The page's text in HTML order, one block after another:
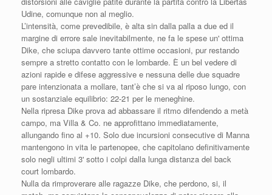
Udine, comunque non al meglio.
L’intensità, come prevedibile, è alta sin dalla palla a due ed il
margine di errore sale inevitabilmente, ne fa le spese un' ottima
Dike, che sciupa davvero tante ottime occasioni, pur restando
sempre a stretto contatto con le lombarde. È un bel vedere di
azioni rapide e difese aggressive e nessuna delle due squadre
pare intenzionata a mollare, tant’è che si va al riposo lungo, con
un sostanziale equilibrio: 22-21 per le meneghine.
Nella ripresa Dike prova ad abbassare il ritmo difendendo a metà
campo, ma Villa & Co. ne approfittano immediatamente,
allungando fino al +10. Solo due incursioni consecutive di Manna
mantengono in vita le partenopee, che capitolano definitivamente
solo negli ultimi 3' sotto i colpi dalla lunga distanza del back
court lombardo.
Nulla da rimproverare alle ragazze Dike, che perdono, si, il